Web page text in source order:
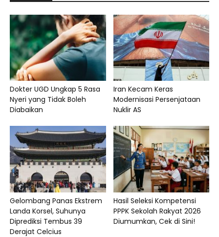
Dokter UGD Ungkap 5 Rasa
Nyeri yang Tidak Boleh
Diabaikan
Iran Kecam Keras
Modernisasi Persenjataan
Nuklir AS
Gelombang Panas Ekstrem
Landa Korsel, Suhunya
Diprediksi Tembus 39
Derajat Celcius
Hasil Seleksi Kompetensi
PPPK Sekolah Rakyat 2026
Diumumkan, Cek di Sini!